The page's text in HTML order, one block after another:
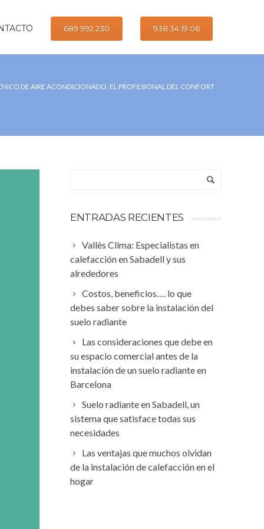
689 992 230 938 34 19 06
DE AIRE ACONDICIONADO, EL PROFESIONAL DEL CONFORT
ENTRADAS RECIENTES
Vallès Clima: Especialistas en
calefacción en Sabadell y sus
alrededores
Costos, beneficios…. lo que
debes saber sobre la instalación del
suelo radiante
Las consideraciones que debe en
su espacio comercial antes de la
instalación de un suelo radiante en
Barcelona
Suelo radiante en Sabadell, un
sistema que satisface todas sus
necesidades
Las ventajas que muchos olvidan
de la instalación de calefacción en el
hogar